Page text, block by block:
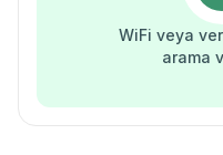
WiFi veya
arama